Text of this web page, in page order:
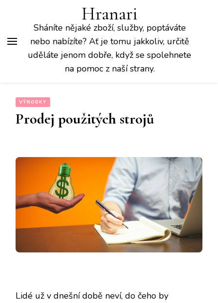
Hranari
Sháníte nějaké zboží, služby, poptáváte
nebo nabízíte? Ať je tomu jakkoliv, určitě
uděláte jenom dobře, když se spolehnete
na pomoc z naší strany.
VÝROBKY
Prodej použitých strojů
Lidé už v dnešní době neví, do čeho by